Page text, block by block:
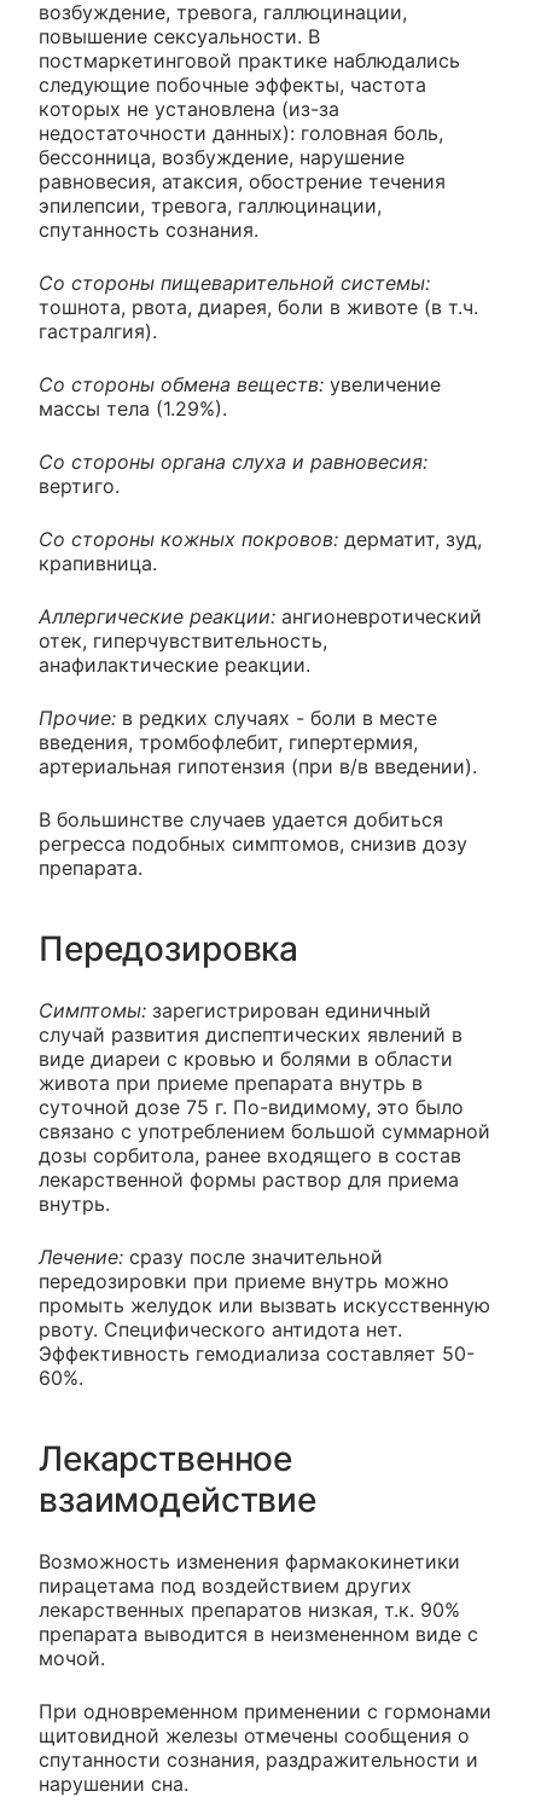
возбуждение, тревога, галлюцинации,
повышение сексуальности. В
постмаркетинговой практике наблюдались
следующие побочные эффекты, частота
которых не установлена (из-за
недостаточности данных): головная боль,
бессонница, возбуждение, нарушение
равновесия, атаксия, обострение течения
эпилепсии, тревога, галлюцинации,
спутанность сознания.
Со стороны пищеварительной системы:
тошнота, рвота, диарея, боли в животе (в т.ч.
гастралгия).
Со стороны обмена веществ: увеличение
массы тела (1.29%).
Со стороны органа слуха и равновесия:
вертиго.
Со стороны кожных покровов: дерматит, зуд,
крапивница.
Аллергические реакции: ангионевротический
отек, гиперчувствительность,
анафилактические реакции.
Прочие: в редких случаях - боли в месте
введения, тромбофлебит, гипертермия,
артериальная гипотензия (при в/в введении).
В большинстве случаев удается добиться
регресса подобных симптомов, снизив дозу
препарата.
Передозировка
Симптомы: зарегистрирован единичный
случай развития диспептических явлений в
виде диареи с кровью и болями в области
живота при приеме препарата внутрь в
суточной дозе 75 г. По-видимому, это было
связано с употреблением большой суммарной
дозы сорбитола, ранее входящего в состав
лекарственной формы раствор для приема
внутрь.
Лечение: сразу после значительной
передозировки при приеме внутрь можно
промыть желудок или вызвать искусственную
рвоту. Специфического антидота нет.
Эффективность гемодиализа составляет 50-
60%.
Лекарственное
взаимодействие
Возможность изменения фармакокинетики
пирацетама под воздействием других
лекарственных препаратов низкая, т.к. 90%
препарата выводится в неизмененном виде с
мочой.
При одновременном применении с гормонами
щитовидной железы отмечены сообщения о
спутанности сознания, раздражительности и
нарушении сна.